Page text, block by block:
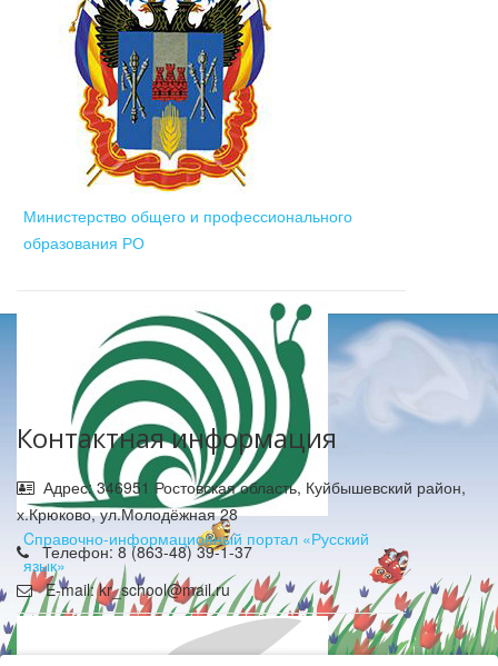
Министерство общего и профессионального
образования РО
Cправочно-информационный портал «Русский
язык»
Контактная информация
Адрес: 346951 Ростовская область, Куйбышевский район,
х.Крюково, ул.Молодёжная 28
Телефон: 8 (863-48) 39-1-37
E-mail: kr_school@mail.ru